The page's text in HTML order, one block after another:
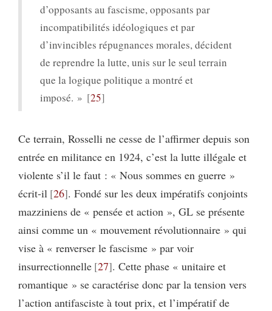
d’opposants au fascisme, opposants par
incompatibilités idéologiques et par
d’invincibles répugnances morales, décident
de reprendre la lutte, unis sur le seul terrain
que la logique politique a montré et
imposé. »
25
Ce terrain, Rosselli ne cesse de l’affirmer depuis son
entrée en militance en 1924, c’est la lutte illégale et
violente s’il le faut : « Nous sommes en guerre »
écrit-il 26 . Fondé sur les deux impératifs conjoints
mazziniens de « pensée et action », GL se présente
ainsi comme un « mouvement révolutionnaire » qui
vise à « renverser le fascisme » par voir
insurrectionnelle 27 . Cette phase « unitaire et
romantique » se caractérise donc par la tension vers
l’action antifasciste à tout prix, et l’impératif de